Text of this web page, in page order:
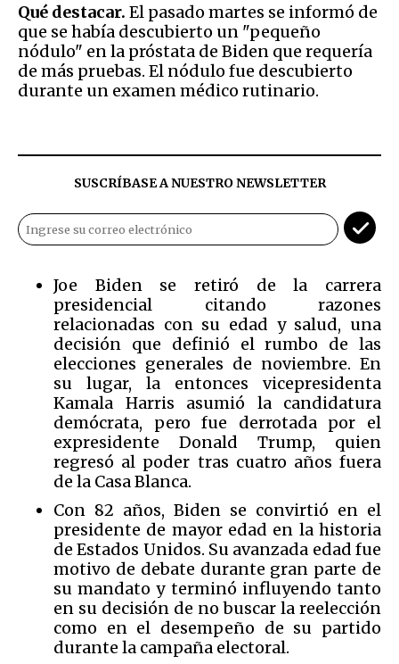
Qué destacar. El pasado martes se informó de
que se había descubierto un "pequeño
nódulo" en la próstata de Biden que requería
de más pruebas. El nódulo fue descubierto
durante un examen médico rutinario.
SUSCRÍBASE A NUESTRO NEWSLETTER
Joe Biden se retiró de la carrera
presidencial citando razones
relacionadas con su edad y salud, una
decisión que definió el rumbo de las
elecciones generales de noviembre. En
su lugar, la entonces vicepresidenta
Kamala Harris asumió la candidatura
demócrata, pero fue derrotada por el
expresidente Donald Trump, quien
regresó al poder tras cuatro años fuera
de la Casa Blanca.
Con 82 años, Biden se convirtió en el
presidente de mayor edad en la historia
de Estados Unidos. Su avanzada edad fue
motivo de debate durante gran parte de
su mandato y terminó influyendo tanto
en su decisión de no buscar la reelección
como en el desempeño de su partido
durante la campaña electoral.